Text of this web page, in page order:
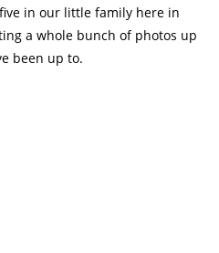
in our little family here in
a whole bunch of photos up
been up to.